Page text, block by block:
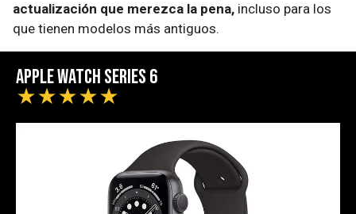
actualización que merezca la pena, incluso para los
que tienen modelos más antiguos.
Apple Watch Series 6
★★★★★